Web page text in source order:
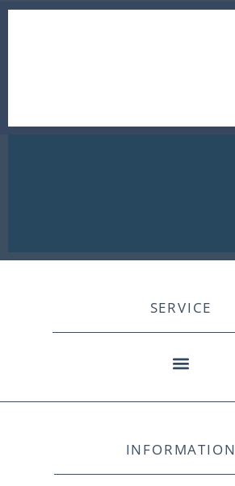
SERVICE
INFORMATION